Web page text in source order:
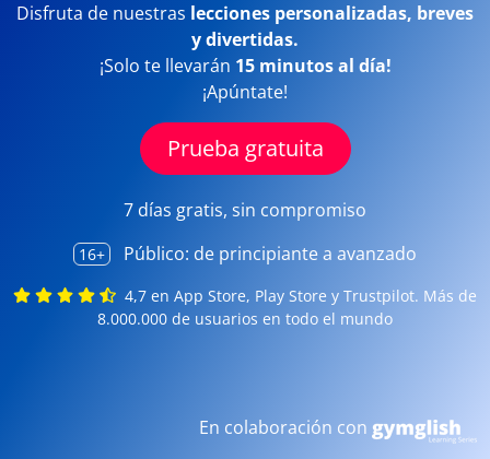
Disfruta de nuestras lecciones personalizadas, breves
y divertidas.
¡Solo te llevarán 15 minutos al día!
¡Apúntate!
Prueba gratuita
7 días gratis, sin compromiso
16+ Público: de principiante a avanzado
4,7 en App Store, Play Store y Trustpilot. Más de
8.000.000 de usuarios en todo el mundo
En colaboración con